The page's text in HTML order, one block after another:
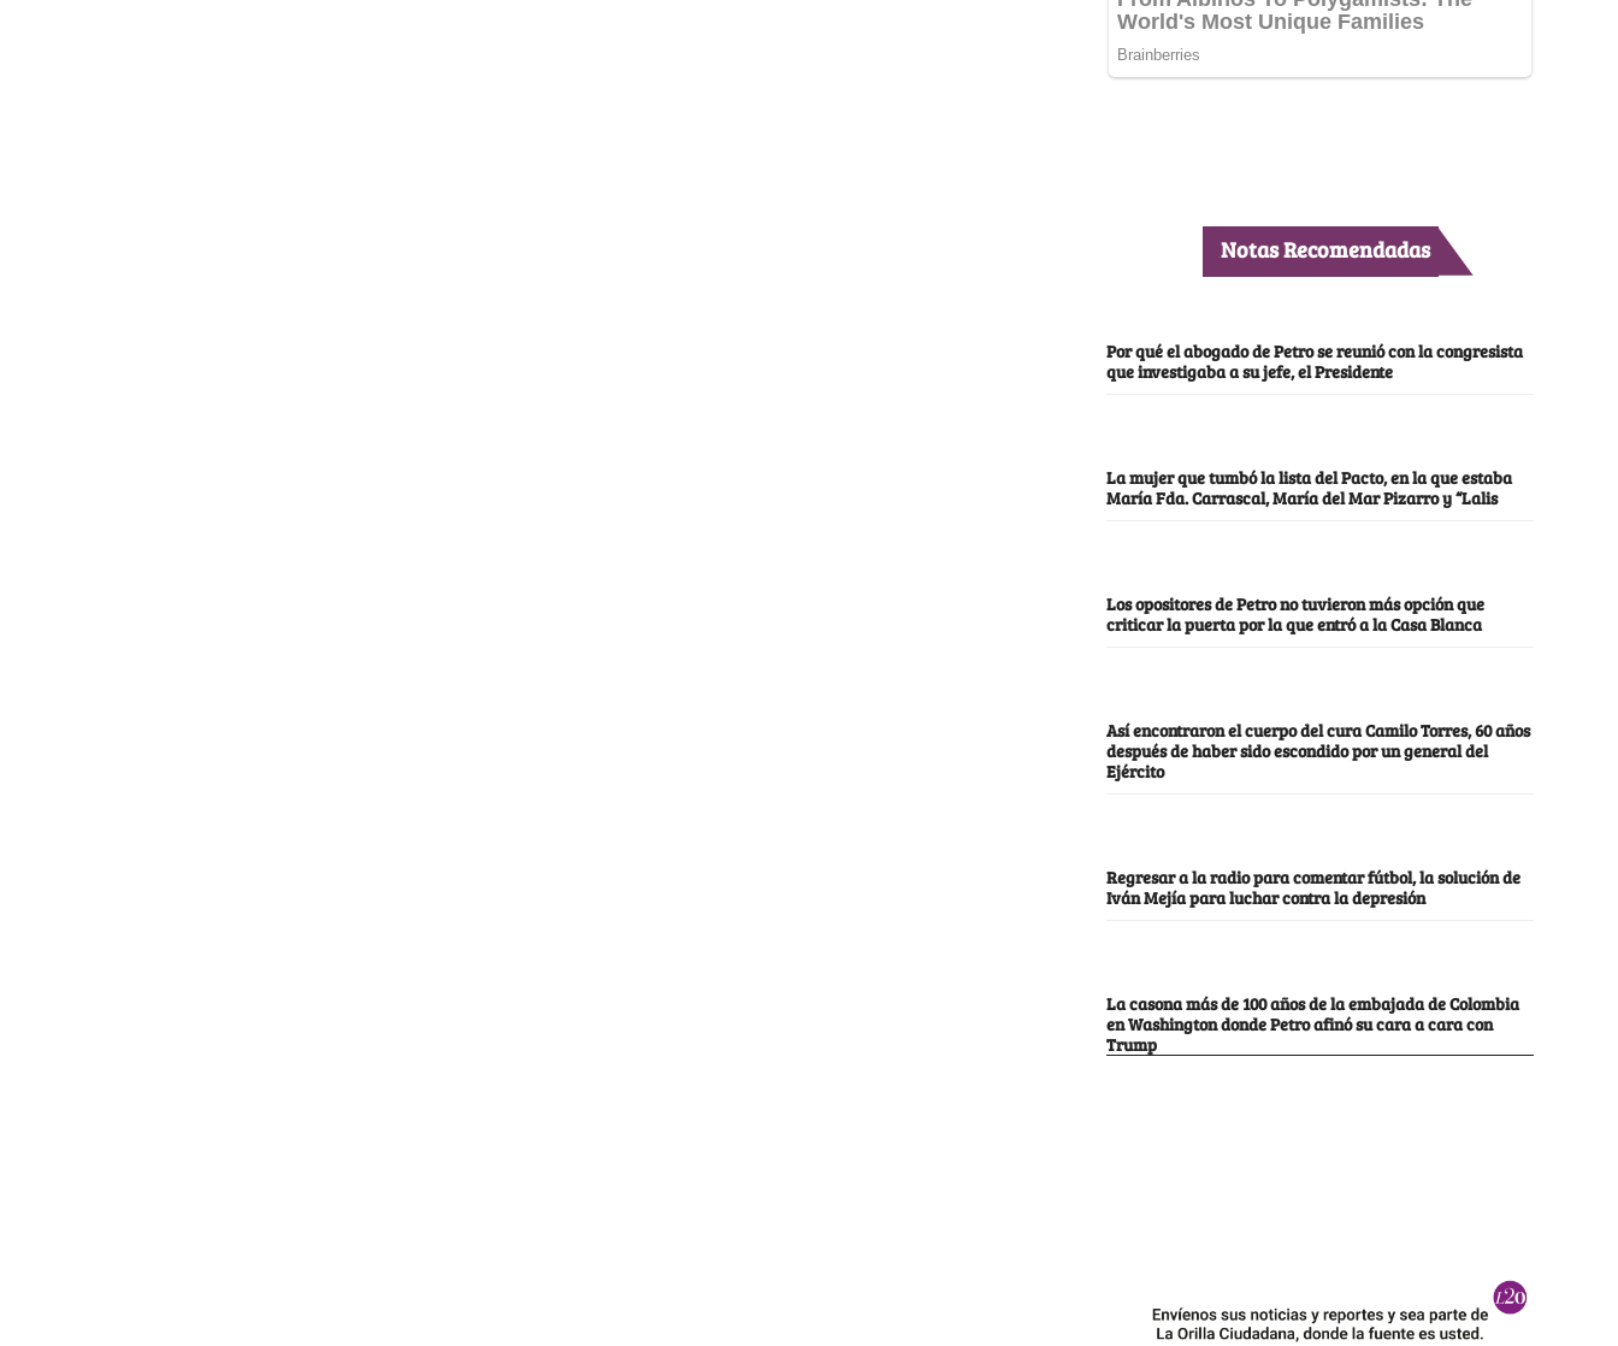
Notas Recomendadas
Por qué el abogado de Petro se reunió con la congresista
que investigaba a su jefe, el Presidente
La mujer que tumbó la lista del Pacto, en la que estaba
María Fda. Carrascal, María del Mar Pizarro y “Lalis
Los opositores de Petro no tuvieron más opción que
criticar la puerta por la que entró a la Casa Blanca
Así encontraron el cuerpo del cura Camilo Torres, 60 años
después de haber sido escondido por un general del
Ejército
Regresar a la radio para comentar fútbol, la solución de
Iván Mejía para luchar contra la depresión
La casona más de 100 años de la embajada de Colombia
en Washington donde Petro afinó su cara a cara con
Trump